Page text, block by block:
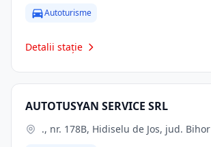
Autoturisme
Detalii stație
AUTOTUSYAN SERVICE SRL
., nr. 178B, Hidiselu de Jos, jud. Bihor